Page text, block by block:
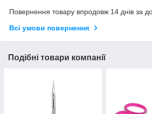
Повернення товару впродовж 14 днів за
Всі умови повернення
Подібні товари компанії